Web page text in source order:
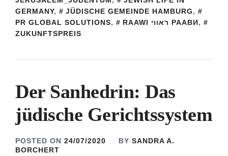
GERMANY, JÜDISCHE GEMEINDE HAMBURG,
PR GLOBAL SOLUTIONS, RAAWI ראווי РААВИ,
ZUKUNFTSPREIS
Der Sanhedrin: Das
jüdische Gerichtssystem
POSTED ON 24/07/2020 BY SANDRA A.
BORCHERT